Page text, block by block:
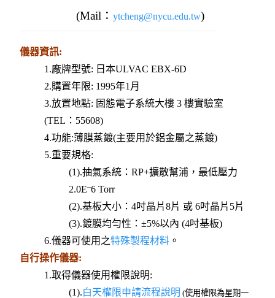
(Mail： ytcheng@nycu.edu.tw)
儀器資訊:
1.廠牌型號: 日本ULVAC EBX-6D
2.購置年限: 1995年1 月
3.放置地點: 固態電子系統大樓 3 樓實驗室
(TEL ： 55608)
4.功能:薄膜蒸鍍(主要用於鋁金屬之蒸鍍)
5.重要規格:
(1).抽氣系統：RP+擴散幫浦，最低壓力
2.0E–6 Torr
(2).基板大小： 4吋晶片8片 或 6吋晶片 5片
(3).鍍膜均勻性：±5%以內 (4吋基板)
6.儀器可使用之特殊製程材料 。
自行操作儀器:
1.取得儀器使用權限說明:
(1).白天權限申請流程說明 (使用權限為星期一